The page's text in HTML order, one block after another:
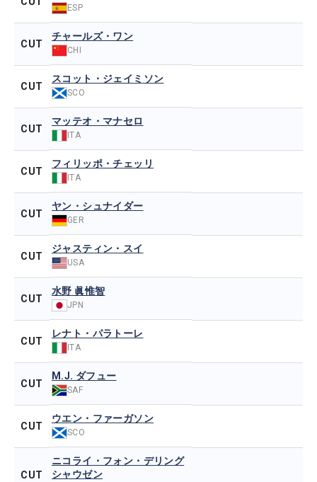
ESP
CUT
チャールズ・ワン
CHI
CUT
スコット・ジェイミソン
SCO
CUT
マッテオ・マナセロ
ITA
CUT
フィリッポ・チェッリ
ITA
CUT
ヤン・シュナイダー
GER
CUT
ジャスティン・スイ
USA
CUT
水野 眞惟智
JPN
CUT
レナト・パラトーレ
ITA
CUT
M.J. ダフュー
SAF
CUT
ウエン・ファーガソン
SCO
CUT
ニコライ・フォン・デリング
シャウゼン